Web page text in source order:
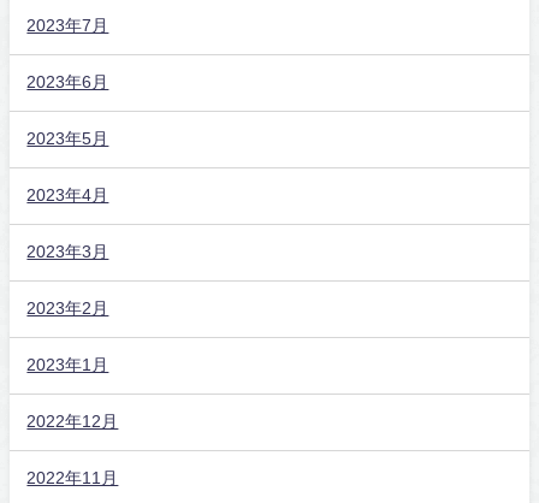
2023年7月
2023年6月
2023年5月
2023年4月
2023年3月
2023年2月
2023年1月
2022年12月
2022年11月